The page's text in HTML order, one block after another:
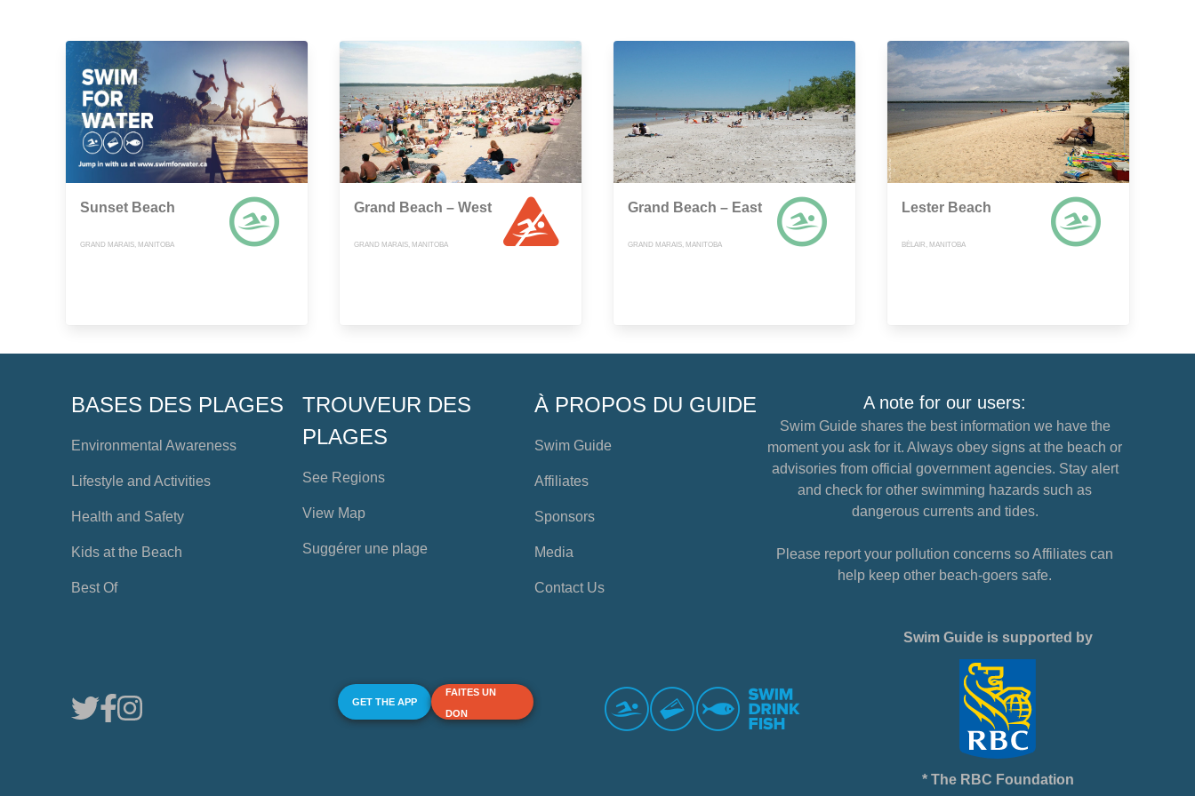
Sunset Beach
GRAND MARAIS, MANITOBA
Grand Beach – West
GRAND MARAIS, MANITOBA
Grand Beach – East
GRAND MARAIS, MANITOBA
Lester Beach
BÉLAIR, MANITOBA
BASES DES PLAGES
Environmental Awareness
Lifestyle and Activities
Health and Safety
Kids at the Beach
Best Of
TROUVEUR DES
PLAGES
See Regions
View Map
Suggérer une plage
À PROPOS DU GUIDE
Swim Guide
Affiliates
Sponsors
Media
Contact Us
A note for our users:
Swim Guide shares the best information we have the
moment you ask for it. Always obey signs at the beach or
advisories from official government agencies. Stay alert
and check for other swimming hazards such as
dangerous currents and tides.
Please report your pollution concerns so Affiliates can
help keep other beach-goers safe.
GET THE APP
FAITES UN
DON
Swim Guide is supported by
* The RBC Foundation